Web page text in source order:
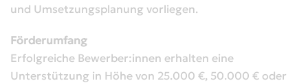
und Umsetzungsplanung vorliegen.
Förderumfang
Erfolgreiche Bewerber:innen erhalten eine
Unterstützung in Höhe von 25.000 €, 50.000 € oder